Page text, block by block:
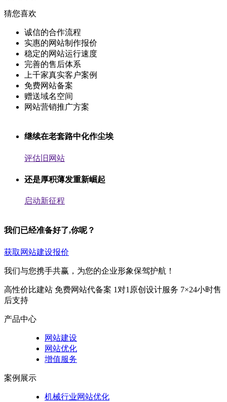
猜您喜欢
诚信的合作流程
实惠的网站制作报价
稳定的网站运行速度
完善的售后体系
上千家真实客户案例
免费网站备案
赠送域名空间
网站营销推广方案
继续在老套路中化作尘埃
评估旧网站
还是厚积薄发重新崛起
启动新征程
我们已经准备好了,你呢？
获取网站建设报价
我们与您携手共赢，为您的企业形象保驾护航！
高性价比建站 免费网站代备案 1对1原创设计服务 7×24小时售
后支持
产品中心
网站建设
网站优化
增值服务
案例展示
机械行业网站优化